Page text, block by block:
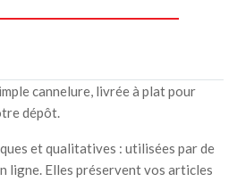
cannelure, livrée à plat pour
dépôt.
et qualitatives : utilisées par de
ligne. Elles préservent vos articles